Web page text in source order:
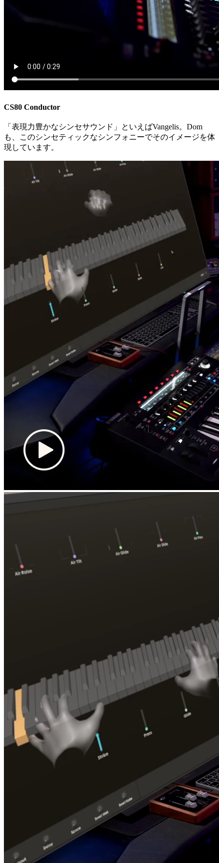
CS80 Conductor
「表現力豊かなシンセサウンド」といえばVangelis。Dom
も、このシンセティックなシンフォニーでそのイメージを体
現しています。